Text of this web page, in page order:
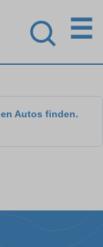
☰
Autos finden.